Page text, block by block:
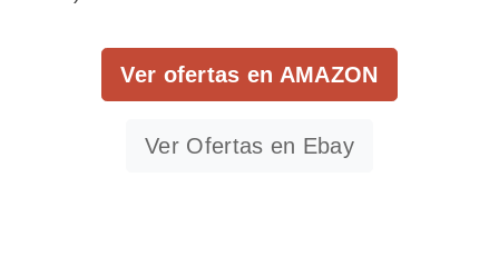
Ver ofertas en AMAZON
Ver Ofertas en Ebay